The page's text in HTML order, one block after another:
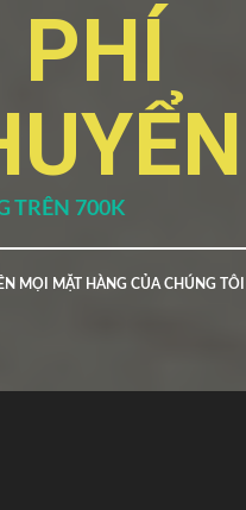
PHÍ
TRÊN 700K
MỌI MẶT HÀNG CỦA CHÚNG TÔI